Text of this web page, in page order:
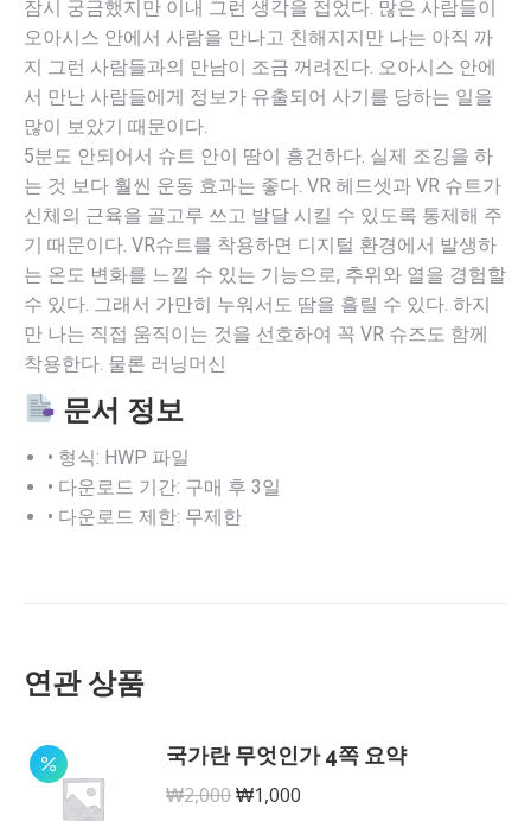
잠시 궁금했지만 이내 그런 생각을 접었다. 많은 사람들이
오아시스 안에서 사람을 만나고 친해지지만 나는 아직 까
지 그런 사람들과의 만남이 조금 꺼려진다. 오아시스 안에
서 만난 사람들에게 정보가 유출되어 사기를 당하는 일을
많이 보았기 때문이다.
5분도 안되어서 슈트 안이 땀이 흥건하다. 실제 조깅을 하
는 것 보다 훨씬 운동 효과는 좋다. VR 헤드셋과 VR 슈트가
신체의 근육을 골고루 쓰고 발달 시킬 수 있도록 통제해 주
기 때문이다. VR슈트를 착용하면 디지털 환경에서 발생하
는 온도 변화를 느낄 수 있는 기능으로, 추위와 열을 경험할
수 있다. 그래서 가만히 누워서도 땀을 흘릴 수 있다. 하지
만 나는 직접 움직이는 것을 선호하여 꼭 VR 슈즈도 함께
착용한다. 물론 러닝머신
문서 정보
• 형식: HWP 파일
• 다운로드 기간: 구매 후 3일
• 다운로드 제한: 무제한
연관 상품
국가란 무엇인가 4쪽 요약
₩2,000원
₩1,000